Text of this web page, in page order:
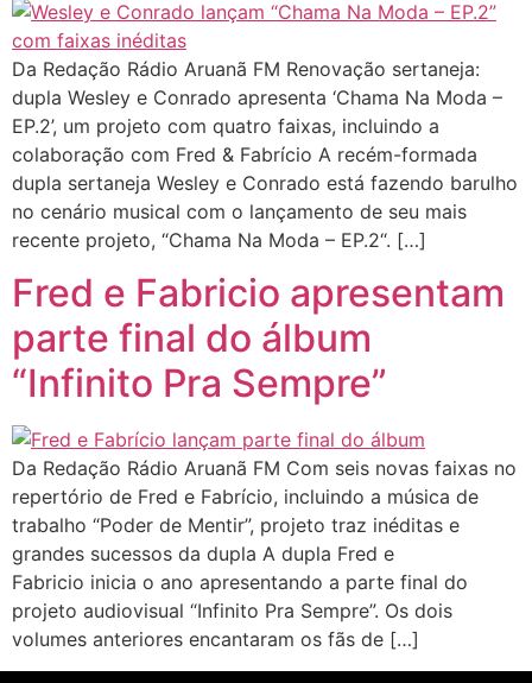
Da Redação Rádio Aruanã FM Renovação sertaneja:
dupla Wesley e Conrado apresenta ‘Chama Na Moda –
EP.2’, um projeto com quatro faixas, incluindo a
colaboração com Fred & Fabrício A recém-formada
dupla sertaneja Wesley e Conrado está fazendo barulho
no cenário musical com o lançamento de seu mais
recente projeto, “Chama Na Moda – EP.2“. […]
Fred e Fabricio apresentam
parte final do álbum
“Infinito Pra Sempre”
Da Redação Rádio Aruanã FM Com seis novas faixas no
repertório de Fred e Fabrício, incluindo a música de
trabalho “Poder de Mentir”, projeto traz inéditas e
grandes sucessos da dupla A dupla Fred e
Fabricio inicia o ano apresentando a parte final do
projeto audiovisual “Infinito Pra Sempre”. Os dois
volumes anteriores encantaram os fãs de […]